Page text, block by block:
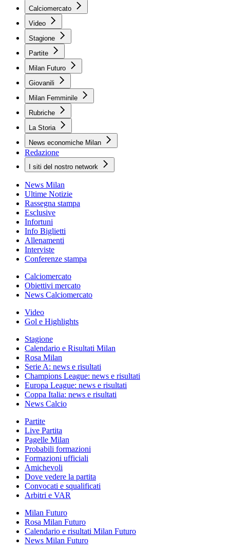
Calciomercato
Video
Stagione
Partite
Milan Futuro
Giovanili
Milan Femminile
Rubriche
La Storia
News economiche Milan
Redazione
I siti del nostro network
News Milan
Ultime Notizie
Rassegna stampa
Esclusive
Infortuni
Info Biglietti
Allenamenti
Interviste
Conferenze stampa
Calciomercato
Obiettivi mercato
News Calciomercato
Video
Gol e Highlights
Stagione
Calendario e Risultati Milan
Rosa Milan
Serie A: news e risultati
Champions League: news e risultati
Europa League: news e risultati
Coppa Italia: news e risultati
News Calcio
Partite
Live Partita
Pagelle Milan
Probabili formazioni
Formazioni ufficiali
Amichevoli
Dove vedere la partita
Convocati e squalificati
Arbitri e VAR
Milan Futuro
Rosa Milan Futuro
Calendario e risultati Milan Futuro
News Milan Futuro